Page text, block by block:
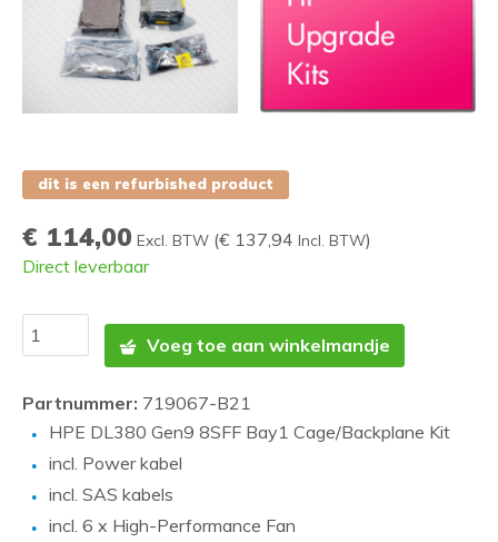
dit is een refurbished product
€ 114,00 Excl. BTW (€ 137,94 Incl. BTW)
Direct leverbaar
Voeg toe aan winkelmandje
Partnummer: 719067-B21
HPE DL380 Gen9 8SFF Bay1 Cage/Backplane Kit
incl. Power kabel
incl. SAS kabels
incl. 6 x High-Performance Fan